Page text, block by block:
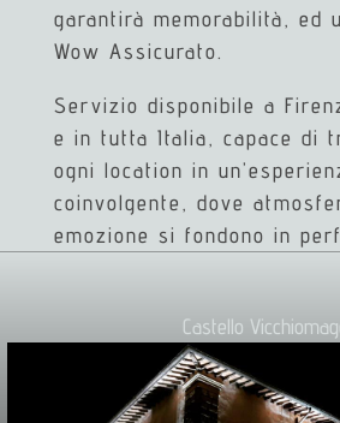
garantirà memorabilità, ed
Wow Assicurato.
Servizio disponibile a
e in tutta Italia, capace di
ogni location in
coinvolgente, dove
emozione si fondono in
Castello